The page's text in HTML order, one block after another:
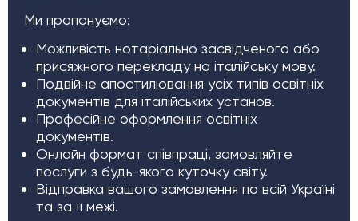
Ми пропонуємо:
Можливість нотаріально засвідченого або
присяжного перекладу на італійську мову.
Подвійне апостилювання усіх типів освітніх
документів для італійських установ.
Професійне оформлення освітніх
документів.
Онлайн формат співпраці, замовляйте
послуги з будь-якого куточку світу.
Відправка вашого замовлення по всій Україні
та за її межі.